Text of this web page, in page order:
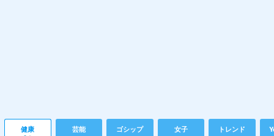
健康 芸能 ゴシップ 女子 トレンド